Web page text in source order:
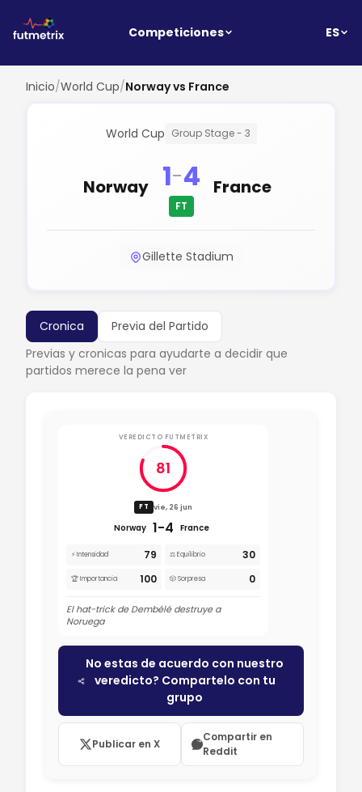
Competiciones ES
Inicio/World Cup/Norway vs France
World Cup Group Stage - 3
Norway 1-4
FT
France
Gillette Stadium
Cronica
Previa del Partido
Previas y cronicas para ayudarte a decidir que
partidos merece la pena ver
VEREDICTO FUTMETRIX
81
FT vie, 26 jun
Norway 1-4 France
⚡ Intensidad 79 ⚖️ Equilibrio 30
🏆 Importancia 100 🎲 Sorpresa 0
El hat-trick de Dembélé destruye a
Noruega
No estas de acuerdo con nuestro
veredicto? Compartelo con tu
grupo
Publicar en X
Compartir en
Reddit